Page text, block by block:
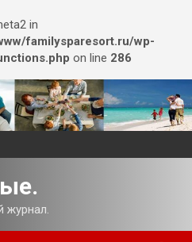
in
familysparesort.ru/wp-
on line 286
журнал.